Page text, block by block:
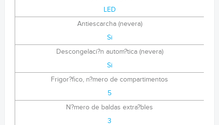
LED
Antiescarcha (nevera)
Si
Descongelaci?n autom?tica (nevera)
Si
Frigor?fico, n?mero de compartimentos
5
N?mero de baldas extra?bles
3